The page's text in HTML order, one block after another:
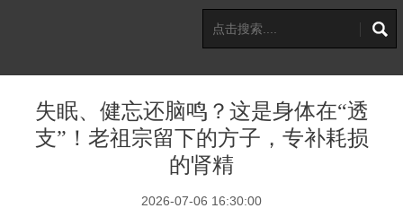
失眠、健忘还脑鸣？这是身体在“透
支”！老祖宗留下的方子，专补耗损
的肾精
2026-07-06 16:30:00